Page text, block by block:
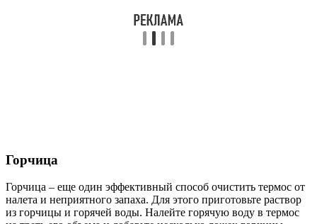
Горчица
Горчица – еще один эффективный способ очистить термос от
налета и неприятного запаха. Для этого приготовьте раствор
из горчицы и горячей воды. Налейте горячую воду в термос